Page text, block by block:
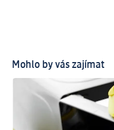
Mohlo by vás zajímat